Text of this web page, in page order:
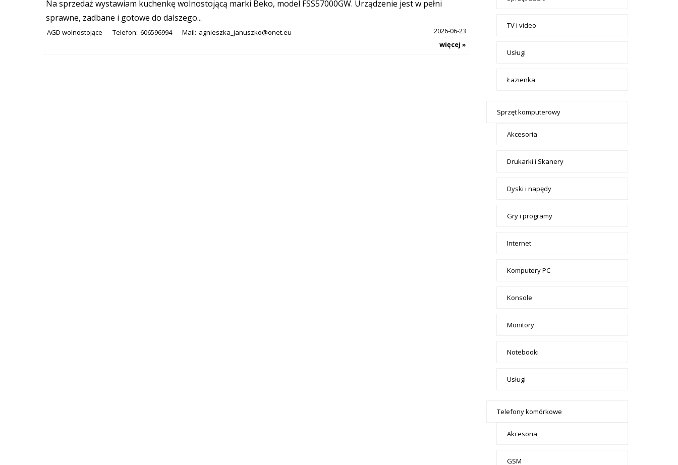
Na sprzedaż wystawiam kuchenkę wolnostojącą marki Beko, model FSS57000GW. Urządzenie jest w pełni
sprawne, zadbane i gotowe do dalszego...
AGD wolnostojące Telefon: 606596994 Mail: agnieszka_januszko@onet.eu
2026-06-23
więcej »
TV i video
Usługi
Łazienka
Sprzęt komputerowy
Akcesoria
Drukarki i Skanery
Dyski i napędy
Gry i programy
Internet
Komputery PC
Konsole
Monitory
Notebooki
Usługi
Telefony komórkowe
Akcesoria
GSM